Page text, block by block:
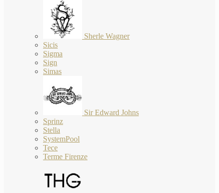
Sherle Wagner
Sicis
Sigma
Sign
Simas
Sir Edward Johns
Sprinz
Stella
SystemPool
Tece
Terme Firenze